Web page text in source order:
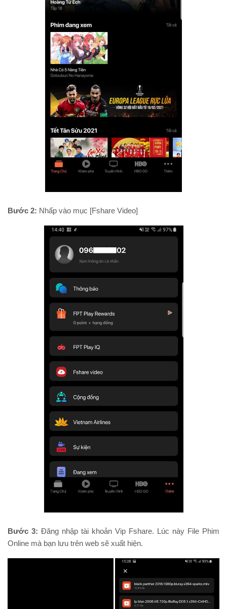
Bước 2: Nhấp vào mục [Fshare Video]
Bước 3: Đăng nhập tài khoản Vip Fshare. Lúc này File Phim
Online mà bạn lưu trên web sẽ xuất hiện.